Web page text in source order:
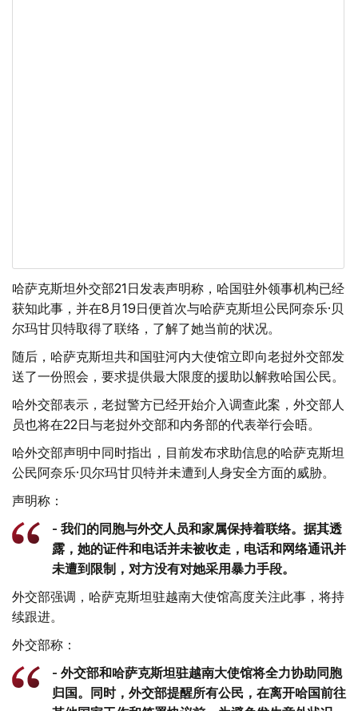
哈萨克斯坦外交部21日发表声明称，哈国驻外领事机构已经
获知此事，并在8月19日便首次与哈萨克斯坦公民阿奈乐·贝
尔玛甘贝特取得了联络，了解了她当前的状况。
随后，哈萨克斯坦共和国驻河内大使馆立即向老挝外交部发
送了一份照会，要求提供最大限度的援助以解救哈国公民。
哈外交部表示，老挝警方已经开始介入调查此案，外交部人
员也将在22日与老挝外交部和内务部的代表举行会晤。
哈外交部声明中同时指出，目前发布求助信息的哈萨克斯坦
公民阿奈乐·贝尔玛甘贝特并未遭到人身安全方面的威胁。
声明称：
- 我们的同胞与外交人员和家属保持着联络。据其透
露，她的证件和电话并未被收走，电话和网络通讯并
未遭到限制，对方没有对她采用暴力手段。
外交部强调，哈萨克斯坦驻越南大使馆高度关注此事，将持
续跟进。
外交部称：
- 外交部和哈萨克斯坦驻越南大使馆将全力协助同胞
归国。同时，外交部提醒所有公民，在离开哈国前往